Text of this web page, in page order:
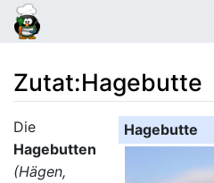
Zutat:Hagebutte
Wechseln zu: Navigation,Suche
Hagebutte
Die
Hagebutten
(Hägen,